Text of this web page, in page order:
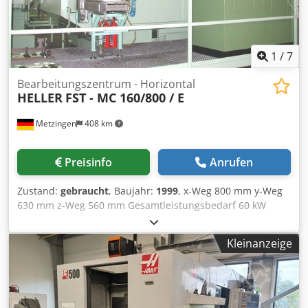
Palettenbahnhof für insgesamt 14 Paletten incl. Rüstplatz,
Regalbediengerät, Leitrechner und 10 Paletten ca. 98.500
Betriebsstunden Hauptschalter EIN ca. 45.500
Spindelstunden *
1 /7
Metzingen 408 km
Bearbeitungszentrum - Horizontal
HELLER FST - MC 160/800 / E
Preisinfo Anrufen
Zustand: gebraucht, Baujahr: 1999, x-Weg 800 mm y-Weg
630 mm z-Weg 560 mm Gesamtleistungsbedarf 60 kW
Maschinengewicht ca. 12.5 t Raumbedarf ca. m H E L L E R
CNC – gesteuertes horizontales 5 Seiten -
Bearbeitungszentrum Type FST- MC 160/800 / E Baujahr
1999 – aber nur ca. 500 h im Einsatz _____ Arbeitsbereich:
Längshub X-Achse 800 mm Vertikalhub Y-Achse 630 mm
Querhub Z-Achse 560 mm NC-Rundtisch-Kippen A-Achse
Kleinanzeige